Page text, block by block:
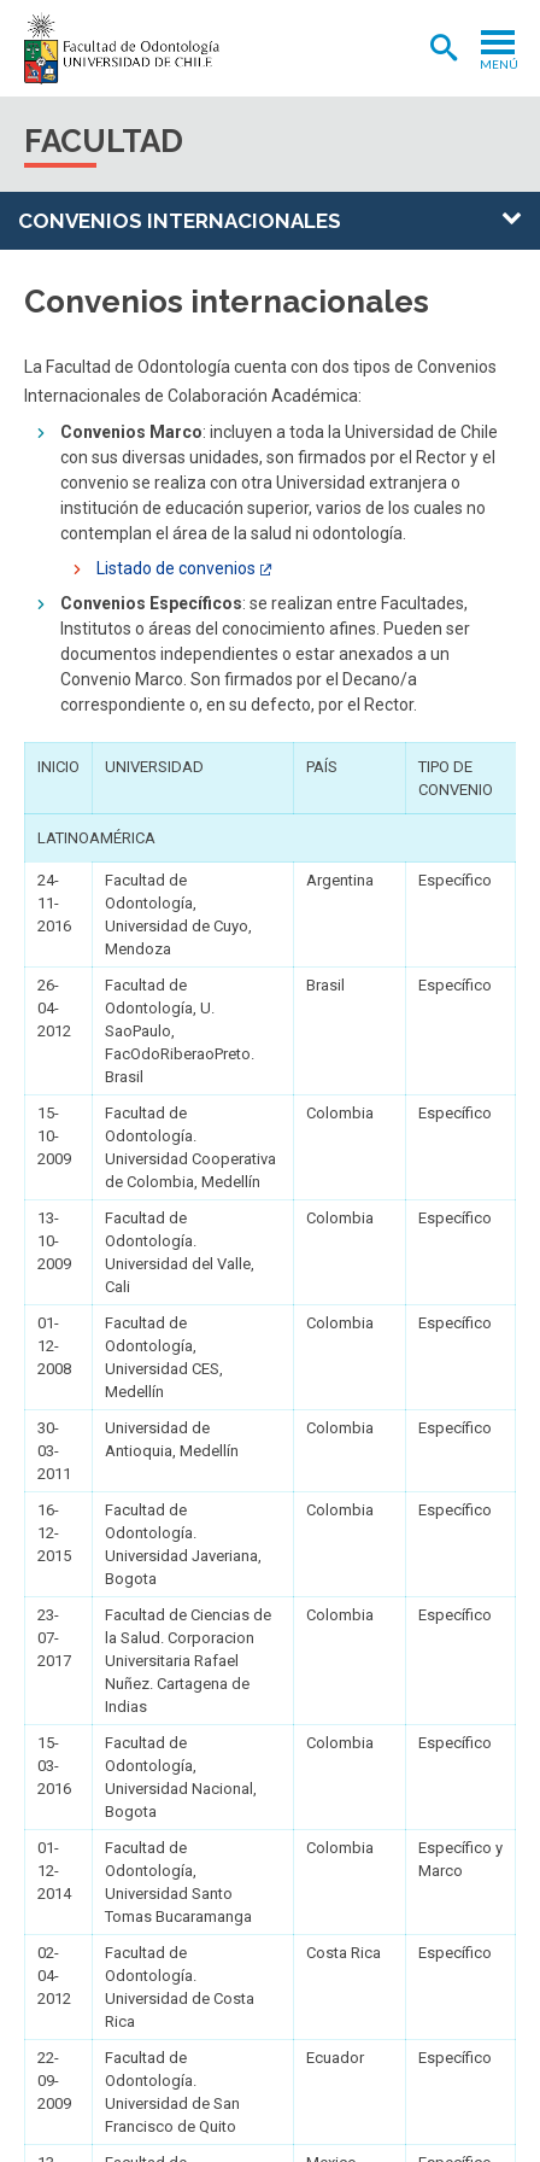
MENÚ
POSTGRADOS Y POSTÍTULOS
EXTENSIÓN
INTERNACIONAL
BIBLIOTECA
FACULTAD
FUNCIONARIOS EGRESADOS
FACULTAD
CONVENIOS INTERNACIONALES
Convenios internacionales
La Facultad de Odontología cuenta con dos tipos de Convenios
Internacionales de Colaboración Académica:
Convenios Marco: incluyen a toda la Universidad de Chile
con sus diversas unidades, son firmados por el Rector y el
convenio se realiza con otra Universidad extranjera o
institución de educación superior, varios de los cuales no
contemplan el área de la salud ni odontología.
Listado de convenios
Convenios Específicos: se realizan entre Facultades,
Institutos o áreas del conocimiento afines. Pueden ser
documentos independientes o estar anexados a un
Convenio Marco. Son firmados por el Decano/a
correspondiente o, en su defecto, por el Rector.
INICIO UNIVERSIDAD PAÍS
TIPO DE
CONVENIO
LATINOAMÉRICA
24-
11-
2016
Facultad de
Odontología,
Universidad de Cuyo,
Mendoza
Argentina Específico
26-
04-
2012
Facultad de
Odontología, U.
SaoPaulo,
FacOdoRiberaoPreto.
Brasil
Brasil Específico
15-
10-
2009
Facultad de
Odontología.
Universidad Cooperativa
de Colombia, Medellín
Colombia Específico
13-
10-
2009
Facultad de
Odontología.
Universidad del Valle,
Cali
Colombia Específico
01-
12-
2008
Facultad de
Odontología,
Universidad CES,
Medellín
Colombia Específico
30-
03-
2011
Universidad de
Antioquia, Medellín
Colombia Específico
16-
12-
2015
Facultad de
Odontología.
Universidad Javeriana,
Bogota
Colombia Específico
23-
07-
2017
Facultad de Ciencias de
la Salud. Corporacion
Universitaria Rafael
Nuñez. Cartagena de
Indias
Colombia Específico
15-
03-
2016
Facultad de
Odontología,
Universidad Nacional,
Bogota
Colombia Específico
01-
12-
2014
Facultad de
Odontología,
Universidad Santo
Tomas Bucaramanga
Colombia
Específico y
Marco
02-
04-
2012
Facultad de
Odontología.
Universidad de Costa
Rica
Costa Rica Específico
22-
09-
2009
Facultad de
Odontología.
Universidad de San
Francisco de Quito
Ecuador Específico